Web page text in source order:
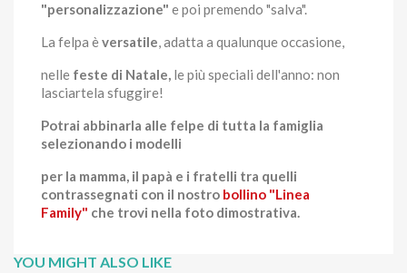
"personalizzazione" e poi premendo "salva".
La felpa èversatile, adatta a qualunque occasione,
nelle feste di Natale, le più speciali dell'anno: non
lasciartela sfuggire!
Potrai abbinarla alle felpe di tutta la famiglia
selezionando i modelli
per la mamma, il papà e i fratelli tra quelli
contrassegnati con il nostro bollino "Linea
Family" che trovi nella foto dimostrativa.
YOU MIGHT ALSO LIKE